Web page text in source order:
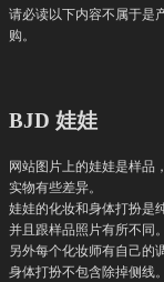
请必读以下内容不属于是
购。
BJD 娃娃
网站图片上的娃娃是样品
实物有些差异。
娃娃的化妆和身体打扮是
并且跟样品照片有所不同。
另外每个化妆师有自己的
身体打扮不包含除掉侧线。